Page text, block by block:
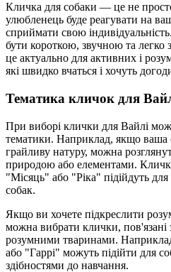
Кличка для собаки — це не
улюбленець буде реагувати на
сприймати свою
бути короткою, звучною та
це актуально для активних і
які швидко вчаться і хочуть
Тематика кличок для
При виборі клички для Вайлі
тематики. Наприклад, якщо ваша
грайливу натуру, можна
природою або елементами.
"Місяць" або "Ріка" підійдуть
собак.
Якщо ви хочете підкреслити
можна вибрати клички,
розумними тваринами.
або "Гаррі" можуть підійти для
здібностями до навчання.